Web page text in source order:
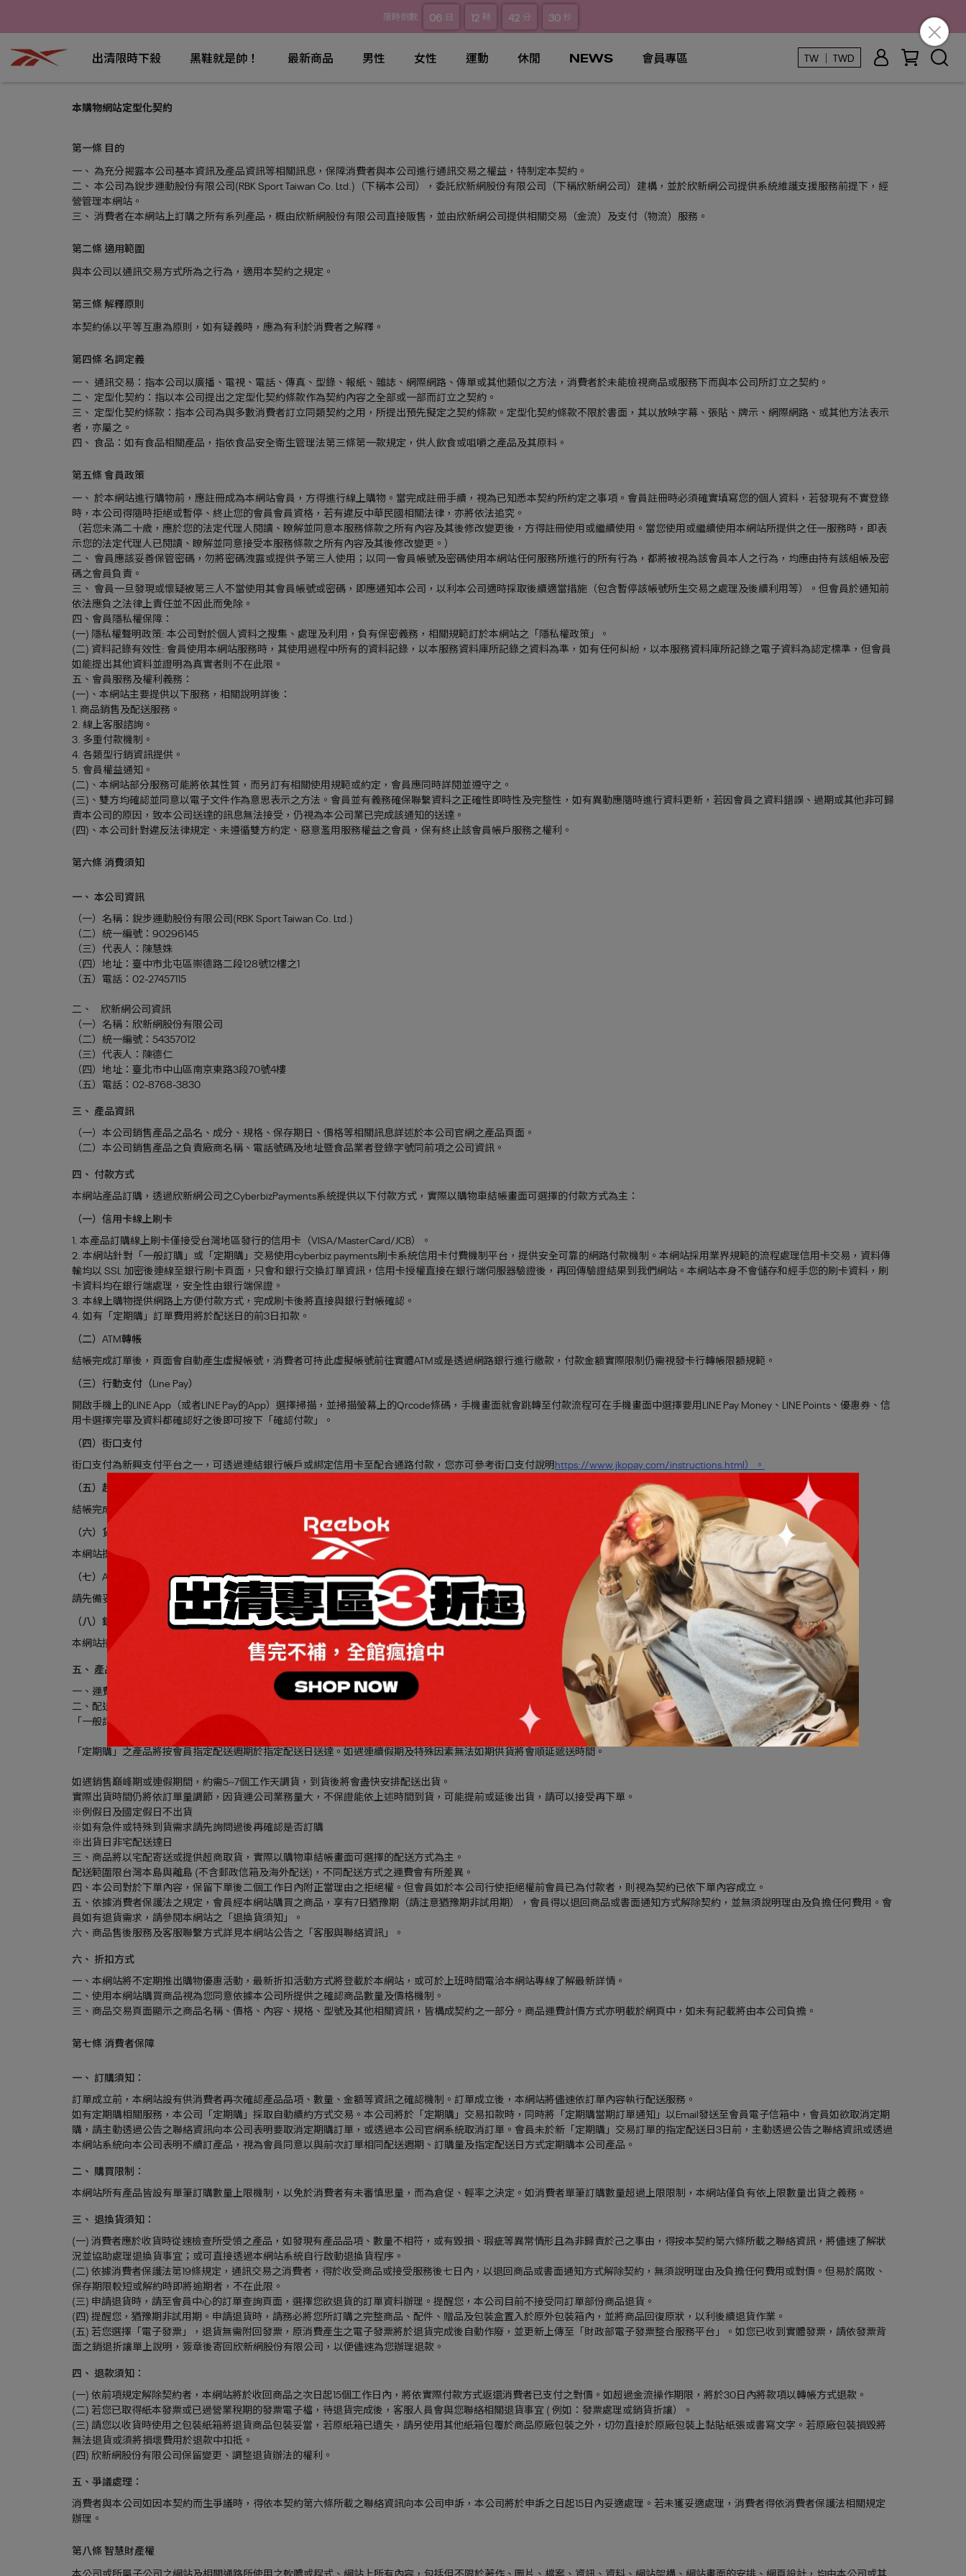
限時倒數 06 日 12 時 42 分 28 秒
出清限時下殺 黑鞋就是帥！ 最新商品 男性 女性 運動 休閒 NEWS 會員專區 TW ｜ TWD
本購物網站定型化契約
第一條 目的
一、 為充分揭露本公司基本資訊及產品資訊等相關訊息，保障消費者與本公司進行通訊交易之權益，特制定本契約。
二、 本公司為銳步運動股份有限公司(RBK Sport Taiwan Co. Ltd.) （下稱本公司），委託欣新網股份有限公司（下稱欣新網公司）建構，並於欣新網公司提供系統維護支援服務前提下，經
營管理本網站。
三、 消費者在本網站上訂購之所有系列產品，概由欣新網股份有限公司直接販售，並由欣新網公司提供相關交易（金流）及支付（物流）服務。
第二條 適用範圍
與本公司以通訊交易方式所為之行為，適用本契約之規定。
第三條 解釋原則
本契約係以平等互惠為原則，如有疑義時，應為有利於消費者之解釋。
第四條 名詞定義
一、 通訊交易：指本公司以廣播、電視、電話、傳真、型錄、報紙、雜誌、網際網路、傳單或其他類似之方法，消費者於未能檢視商品或服務下而與本公司所訂立之契約。
二、 定型化契約：指以本公司提出之定型化契約條款作為契約內容之全部或一部而訂立之契約。
三、 定型化契約條款：指本公司為與多數消費者訂立同類契約之用，所提出預先擬定之契約條款。定型化契約條款不限於書面，其以放映字幕、張貼、牌示、網際網路、或其他方法表示
者，亦屬之。
四、 食品：如有食品相關產品，指依食品安全衛生管理法第三條第一款規定，供人飲食或咀嚼之產品及其原料。
第五條 會員政策
一、 於本網站進行購物前，應註冊成為本網站會員，方得進行線上購物。當完成註冊手續，視為已知悉本契約所約定之事項。會員註冊時必須確實填寫您的個人資料，若發現有不實登錄
時，本公司得隨時拒絕或暫停、終止您的會員會員資格，若有違反中華民國相關法律，亦將依法追究。
（若您未滿二十歲，應於您的法定代理人閱讀、瞭解並同意本服務條款之所有內容及其後修改變更後，方得註冊使用或繼續使用。當您使用或繼續使用本網站所提供之任一服務時，即表
示您的法定代理人已閱讀、瞭解並同意接受本服務條款之所有內容及其後修改變更。）
二、 會員應該妥善保管密碼，勿將密碼洩露或提供予第三人使用；以同一會員帳號及密碼使用本網站任何服務所進行的所有行為，都將被視為該會員本人之行為，均應由持有該組帳及密
碼之會員負責。
三、 會員一旦發現或懷疑被第三人不當使用其會員帳號或密碼，即應通知本公司，以利本公司適時採取後續適當措施（包含暫停該帳號所生交易之處理及後續利用等）。但會員於通知前
依法應負之法律上責任並不因此而免除。
四、會員隱私權保障：
(一) 隱私權聲明政策: 本公司對於個人資料之搜集、處理及利用，負有保密義務，相關規範訂於本網站之「隱私權政策」。
(二) 資料記錄有效性: 會員使用本網站服務時，其使用過程中所有的資料記錄，以本服務資料庫所記錄之資料為準，如有任何糾紛，以本服務資料庫所記錄之電子資料為認定標準，但會員
如能提出其他資料並證明為真實者則不在此限。
五、會員服務及權利義務：
(一)、本網站主要提供以下服務，相關說明詳後：
1. 商品銷售及配送服務。
2. 線上客服諮詢。
3. 多重付款機制。
4. 各類型行銷資訊提供。
5. 會員權益通知。
(二)、本網站部分服務可能將依其性質，而另訂有相關使用規範或約定，會員應同時詳閱並遵守之。
(三)、雙方均確認並同意以電子文件作為意思表示之方法。會員並有義務確保聯繫資料之正確性即時性及完整性，如有異動應隨時進行資料更新，若因會員之資料錯誤、過期或其他非可歸
責本公司的原因，致本公司送達的訊息無法接受，仍視為本公司業已完成該通知的送達。
(四)、本公司針對違反法律規定、未遵循雙方約定、惡意濫用服務權益之會員，保有終止該會員帳戶服務之權利。
第六條 消費須知
一、 本公司資訊
（一）名稱： 銳步運動股份有限公司(RBK Sport Taiwan Co. Ltd.)
（二）統一編號： 90296145
（三）代表人： 陳慧姝
（四）地址： 臺中市北屯區崇德路二段128號12樓之1
（五）電話： 02-27457115
二、    欣新網公司資訊
（一）名稱：欣新網股份有限公司
（二）統一編號：54357012
（三）代表人：陳德仁
（四）地址：臺北市中山區南京東路3段70號4樓
（五）電話：02-8768-3830
三、 產品資訊
（一）本公司銷售產品之品名、成分、規格、保存期日、價格等相關訊息詳述於本公司官網之產品頁面。
（二）本公司銷售產品之負責廠商名稱、電話號碼及地址暨食品業者登錄字號同前項之公司資訊。
四、 付款方式
本網站產品訂購，透過欣新網公司之CyberbizPayments系統提供以下付款方式，實際以購物車結帳畫面可選擇的付款方式為主：
（一）信用卡線上刷卡
1. 本產品訂購線上刷卡僅接受台灣地區發行的信用卡（VISA/MasterCard/JCB）。
2. 本網站針對「一般訂購」或「定期購」交易使用cyberbiz payments刷卡系統信用卡付費機制平台，提供安全可靠的網路付款機制。本網站採用業界規範的流程處理信用卡交易，資料傳
輸均以 SSL 加密後連線至銀行刷卡頁面，只會和銀行交換訂單資訊，信用卡授權直接在銀行端伺服器驗證後，再回傳驗證結果到我們網站。本網站本身不會儲存和經手您的刷卡資料，刷
卡資料均在銀行端處理，安全性由銀行端保證。
3. 本線上購物提供網路上方便付款方式，完成刷卡後將直接與銀行對帳確認。
4. 如有「定期購」訂單費用將於配送日的前3日扣款。
（二）ATM轉帳
結帳完成訂單後，頁面會自動產生虛擬帳號，消費者可持此虛擬帳號前往實體ATM或是透過網路銀行進行繳款，付款金額實際限制仍需視發卡行轉帳限額規範。
（三）行動支付（Line Pay）
開啟手機上的LINE App（或者LINE Pay的App）選擇掃描，並掃描螢幕上的Qrcode條碼，手機畫面就會跳轉至付款流程可在手機畫面中選擇要用LINE Pay Money、LINE Points、優惠券、信
用卡選擇完畢及資料都確認好之後即可按下「確認付款」。
（四）街口支付
街口支付為新興支付平台之一，可透過連結銀行帳戶或綁定信用卡至配合通路付款，您亦可參考街口支付說明https://www.jkopay.com/instructions.html）。
（五）超商繳費
結帳完成訂單後，頁面會自動產生繳款代碼，消費者可持碼前往鄰近統一超商之ibon機台輸出繳款單，臨櫃付款。
（六）貨到付款
本網站提供貨到付款服務，客戶可於收到商品時進行現金支付。請注意，貨到付款不適用於部分特殊商品或促銷活動。
（七）Apple Pay
請先備妥您行動裝置中的Apple Pay Wallet，可使用綁定的信用卡結帳，交易過程全程加密，交易安全有保障。
（八）銀聯卡
本網站接受銀聯卡支付，客戶可於結帳時選擇此付款方式完成交易。所有銀聯卡支付交易均經過安全加密處理，保障您的支付安全。
五、 產品交付地、交付期日及交付方式
一、運費：「一般訂購」或「定期購」之單筆訂單費用未達免運門檻時，需酌收運費，實際費用請參照購物車說明。
二、配送日：
「一般訂購」確認訂單後，最快會在3-5個工作日（不含假日）依訂單順序陸續安排出貨。上午6點後之訂單將於隔日工作日出貨（不含例假日）。
「定期購」之產品將按會員指定配送週期於指定配送日送達。如遇連續假期及特殊因素無法如期供貨將會順延遞送時間。
如遇銷售巔峰期或連假期間，約需5~7個工作天調貨，到貨後將會盡快安排配送出貨。
實際出貨時間仍將依訂單量調節，因貨運公司業務量大，不保證能依上述時間到貨，可能提前或延後出貨，請可以接受再下單。
※例假日及國定假日不出貨
※如有急件或特殊到貨需求請先詢問過後再確認是否訂購
※出貨日非宅配送達日
三、商品將以宅配寄送或提供超商取貨，實際以購物車結帳畫面可選擇的配送方式為主。
配送範圍限台灣本島與離島 (不含郵政信箱及海外配送)，不同配送方式之運費會有所差異。
四、本公司對於下單內容，保留下單後二個工作日內附正當理由之拒絕權。但會員如於本公司行使拒絕權前會員已為付款者，則視為契約已依下單內容成立。
五、依據消費者保護法之規定，會員經本網站購買之商品，享有7日猶豫期（請注意猶豫期非試用期），會員得以退回商品或書面通知方式解除契約，並無須說明理由及負擔任何費用。會
員如有退貨需求，請參閱本網站之「退換貨須知」。
六、商品售後服務及客服聯繫方式詳見本網站公告之「客服與聯絡資訊」。
六、 折扣方式
一、本網站將不定期推出購物優惠活動，最新折扣活動方式將登載於本網站，或可於上班時間電洽本網站專線了解最新詳情。
二、使用本網站購買商品視為您同意依據本公司所提供之確認商品數量及價格機制。
三、商品交易頁面顯示之商品名稱、價格、內容、規格、型號及其他相關資訊，皆構成契約之一部分。商品運費計價方式亦明載於網頁中，如未有記載將由本公司負擔。
第七條 消費者保障
一、 訂購須知：
訂單成立前，本網站設有供消費者再次確認產品品項、數量、金額等資訊之確認機制。訂單成立後，本網站將儘速依訂單內容執行配送服務。
如有定期購相關服務，本公司「定期購」採取自動續約方式交易。本公司將於「定期購」交易扣款時，同時將「定期購當期訂單通知」以Email發送至會員電子信箱中，會員如欲取消定期
購，請主動透過公告之聯絡資訊向本公司表明要取消定期購訂單，或透過本公司官網系統取消訂單。會員未於新「定期購」交易訂單的指定配送日3日前，主動透過公告之聯絡資訊或透過
本網站系統向本公司表明不續訂產品，視為會員同意以與前次訂單相同配送週期、訂購量及指定配送日方式定期購本公司產品。
二、 購買限制：
本網站所有產品皆設有單筆訂購數量上限機制，以免於消費者有未審慎思量，而為倉促、輕率之決定。如消費者單筆訂購數量超過上限限制，本網站僅負有依上限數量出貨之義務。
三、 退換貨須知：
(一) 消費者應於收貨時從速檢查所受領之產品，如發現有產品品項、數量不相符，或有毀損、瑕疵等異常情形且為非歸責於己之事由，得按本契約第六條所載之聯絡資訊，將儘速了解狀
況並協助處理退換貨事宜；或可直接透過本網站系統自行啟動退換貨程序。
(二) 依據消費者保護法第19條規定，通訊交易之消費者，得於收受商品或接受服務後七日內，以退回商品或書面通知方式解除契約，無須說明理由及負擔任何費用或對價。但易於腐敗、
保存期限較短或解約時即將逾期者，不在此限。
(三) 申請退貨時，請至會員中心的訂單查詢頁面，選擇您欲退貨的訂單資料辦理。提醒您，本公司目前不接受同訂單部份商品退貨。
(四) 提醒您，猶豫期非試用期。申請退貨時，請務必將您所訂購之完整商品、配件、贈品及包裝盒置入於原外包裝箱內，並將商品回復原狀，以利後續退貨作業。
(五) 若您選擇「電子發票」，退貨無需附回發票，原消費產生之電子發票將於退貨完成後自動作廢，並更新上傳至「財政部電子發票整合服務平台」。如您已收到實體發票，請依發票背
面之銷退折讓單上說明，簽章後寄回欣新網股份有限公司，以便儘速為您辦理退款。
四、 退款須知：
(一) 依前項規定解除契約者，本網站將於收回商品之次日起15個工作日內，將依實際付款方式返還消費者已支付之對價。如超過金流操作期限，將於30日內將款項以轉帳方式退款。
(二) 若您已取得紙本發票或已過營業稅期的發票電子檔，待退貨完成後，客服人員會與您聯絡相關退貨事宜 ( 例如：發票處理或銷貨折讓）。
(三) 請您以收貨時使用之包裝紙箱將退貨商品包裝妥當，若原紙箱已遺失，請另使用其他紙箱包覆於商品原廠包裝之外，切勿直接於原廠包裝上黏貼紙張或書寫文字。若原廠包裝損毀將
無法退貨或須將損壞費用於退款中扣抵。
(四) 欣新網股份有限公司保留變更、調整退貨辦法的權利。
五、爭議處理：
消費者與本公司如因本契約而生爭議時，得依本契約第六條所載之聯絡資訊向本公司申訴，本公司將於申訴之日起15日內妥適處理。若未獲妥適處理，消費者得依消費者保護法相關規定
辦理。
第八條 智慧財產權
本公司或所屬子公司之網站及相關通路所使用之軟體或程式、網站上所有內容，包括但不限於著作、圖片、檔案、資訊、資料、網站架構、網站畫面的安排、網頁設計，均由本公司或其